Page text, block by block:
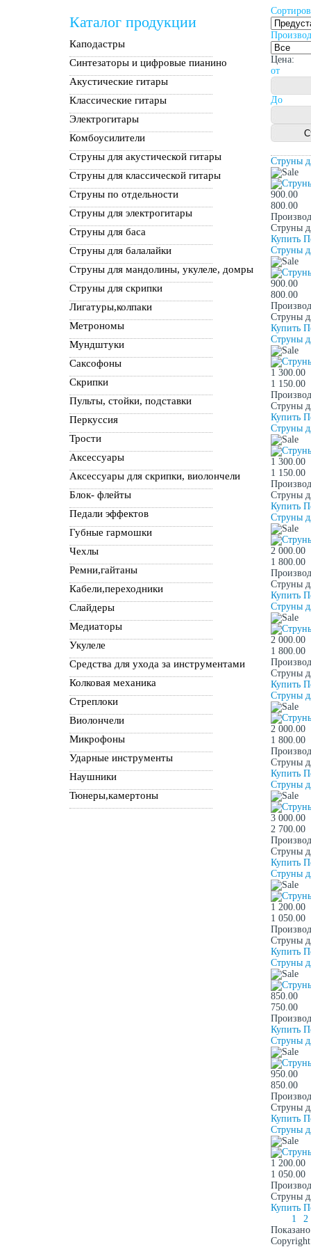
Каталог продукции
Каподастры
Синтезаторы и цифровые пианино
Акустические гитары
Классические гитары
Электрогитары
Комбоусилители
Струны для акустической гитары
Струны для классической гитары
Струны по отдельности
Струны для электрогитары
Струны для баса
Струны для балалайки
Струны для мандолины, укулеле, домры
Струны для скрипки
Лигатуры,колпаки
Метрономы
Мундштуки
Саксофоны
Скрипки
Пульты, стойки, подставки
Перкуссия
Трости
Аксессуары
Аксессуары для скрипки, виолончели
Блок- флейты
Педали эффектов
Губные гармошки
Чехлы
Ремни,гайтаны
Кабели,переходники
Слайдеры
Медиаторы
Укулеле
Средства для ухода за инструментами
Колковая механика
Стреплоки
Виолончели
Микрофоны
Ударные инструменты
Наушники
Тюнеры,камертоны
Цена:
от
До
Струны
900.00
800.00
Струны
Купить
Струны
900.00
800.00
Струны
Купить
Струны
1 300.00
1 150.00
Струны
Купить
Струны
1 300.00
1 150.00
Струны
Купить
Струны
2 000.00
1 800.00
Струны
Купить
Струны
2 000.00
1 800.00
Струны
Купить
Струны
2 000.00
1 800.00
Струны
Купить
Струны
3 000.00
2 700.00
Струны
Купить
Струны
1 200.00
1 050.00
Струны
Купить
Струны
850.00
750.00
Купить
Струны
950.00
850.00
Струны
Купить
Струны
1 200.00
1 050.00
Струны
Купить
1
2